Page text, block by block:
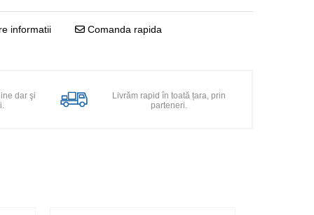
informatii Comanda rapida
dar şi
Livrăm rapid în toată țara, prin
parteneri.